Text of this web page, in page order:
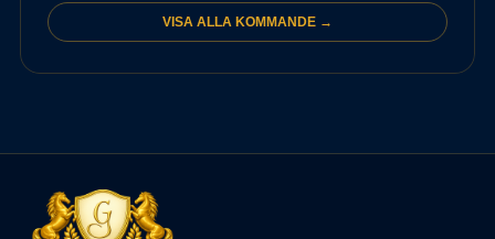
VISA ALLA KOMMANDE →